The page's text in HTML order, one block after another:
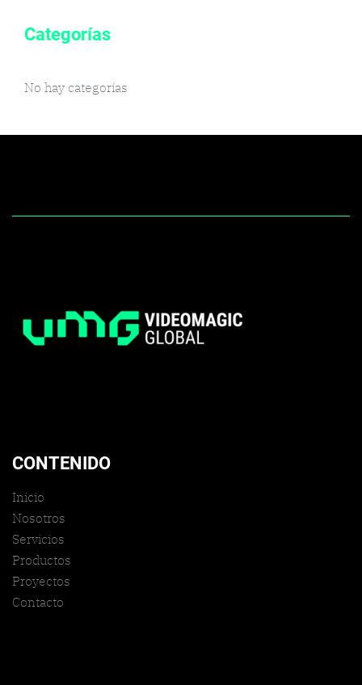
Categorías
No hay categorías
CONTENIDO
Inicio
Nosotros
Servicios
Productos
Proyectos
Contacto